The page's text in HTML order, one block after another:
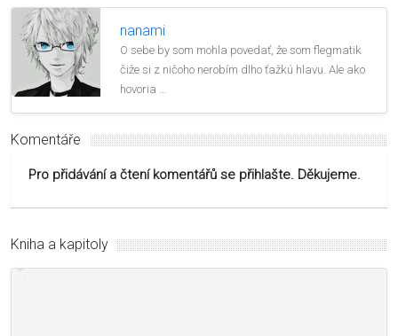
nanami
O sebe by som mohla povedať, že som flegmatik
čiže si z ničoho nerobím dlho ťažkú hlavu. Ale ako
hovoria …
Komentáře
Pro přidávání a čtení komentářů se přihlašte. Děkujeme.
Kniha a kapitoly